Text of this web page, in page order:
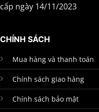
cấp ngày 14/11/2023
CHÍNH SÁCH
Mua hàng và thanh toán
Chính sách giao hàng
Chính sách bảo mật